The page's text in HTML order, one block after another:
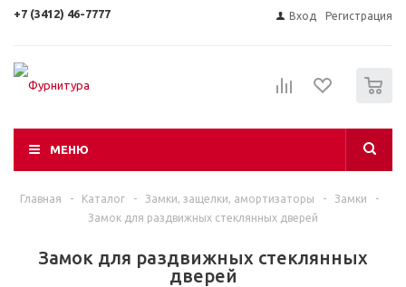
+7 (3412) 46-7777 Вход Регистрация
МЕНЮ
Главная - Каталог - Замки, защелки, амортизаторы - Замки
-
Замок для раздвижных стеклянных дверей
Замок для раздвижных стеклянных
дверей